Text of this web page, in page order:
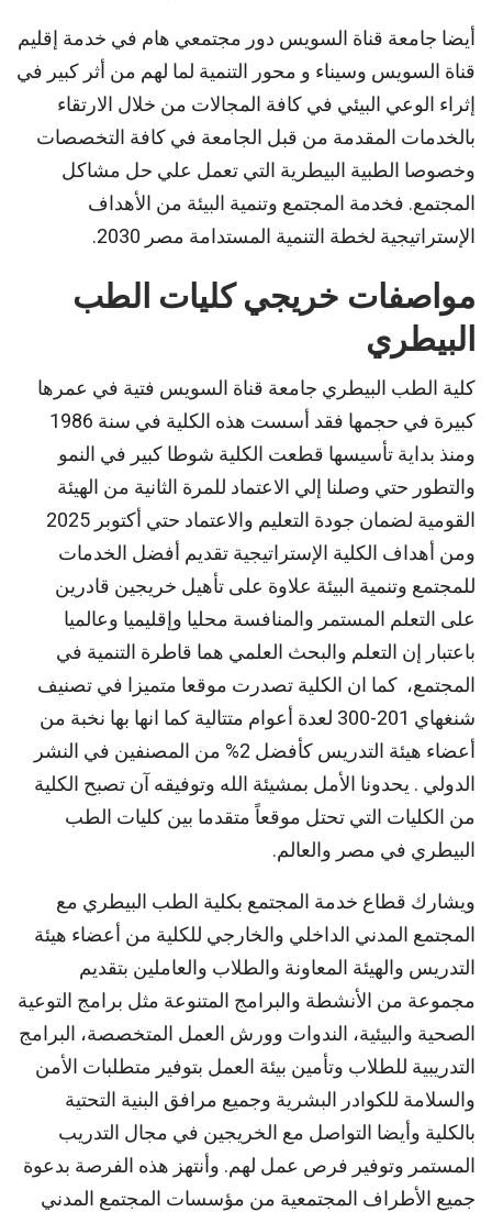
أيضا جامعة قناة السويس دور مجتمعي هام في خدمة إقليم
قناة السويس وسيناء و محور التنمية لما لهم من أثر كبير في
إثراء الوعي البيئي في كافة المجالات من خلال الارتقاء
بالخدمات المقدمة من قبل الجامعة في كافة التخصصات
وخصوصا الطبية البيطرية التي تعمل علي حل مشاكل
المجتمع. فخدمة المجتمع وتنمية البيئة من الأهداف
الإستراتيجية لخطة التنمية المستدامة مصر 2030.
مواصفات خريجي كليات الطب
البيطري
كلية الطب البيطري جامعة قناة السويس فتية في عمرها
كبيرة في حجمها فقد أسست هذه الكلية في سنة 1986
ومنذ بداية تأسيسها قطعت الكلية شوطا كبير في النمو
والتطور حتي وصلنا إلي الاعتماد للمرة الثانية من الهيئة
القومية لضمان جودة التعليم والاعتماد حتي أكتوبر 2025
ومن أهداف الكلية الإستراتيجية تقديم أفضل الخدمات
للمجتمع وتنمية البيئة علاوة على تأهيل خريجين قادرين
على التعلم المستمر والمنافسة محليا وإقليميا وعالميا
باعتبار إن التعلم والبحث العلمي هما قاطرة التنمية في
المجتمع، كما ان الكلية تصدرت موقعا متميزا في تصنيف
شنغهاي 201-300 لعدة أعوام متتالية كما انها بها نخبة من
أعضاء هيئة التدريس كأفضل 2% من المصنفين في النشر
الدولي . يحدونا الأمل بمشيئة الله وتوفيقه آن تصبح الكلية
من الكليات التي تحتل موقعاً متقدما بين كليات الطب
البيطري في مصر والعالم.
ويشارك قطاع خدمة المجتمع بكلية الطب البيطري مع
المجتمع المدني الداخلي والخارجي للكلية من أعضاء هيئة
التدريس والهيئة المعاونة والطلاب والعاملين بتقديم
مجموعة من الأنشطة والبرامج المتنوعة مثل برامج التوعية
الصحية والبيئية، الندوات وورش العمل المتخصصة، البرامج
التدريبية للطلاب وتأمين بيئة العمل بتوفير متطلبات الأمن
والسلامة للكوادر البشرية وجميع مرافق البنية التحتية
بالكلية وأيضا التواصل مع الخريجين في مجال التدريب
المستمر وتوفير فرص عمل لهم. وأنتهز هذه الفرصة بدعوة
جميع الأطراف المجتمعية من مؤسسات المجتمع المدني